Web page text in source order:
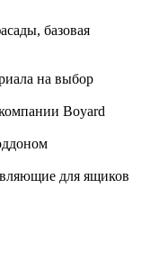
базовая
на выбор
Boyard
для ящиков